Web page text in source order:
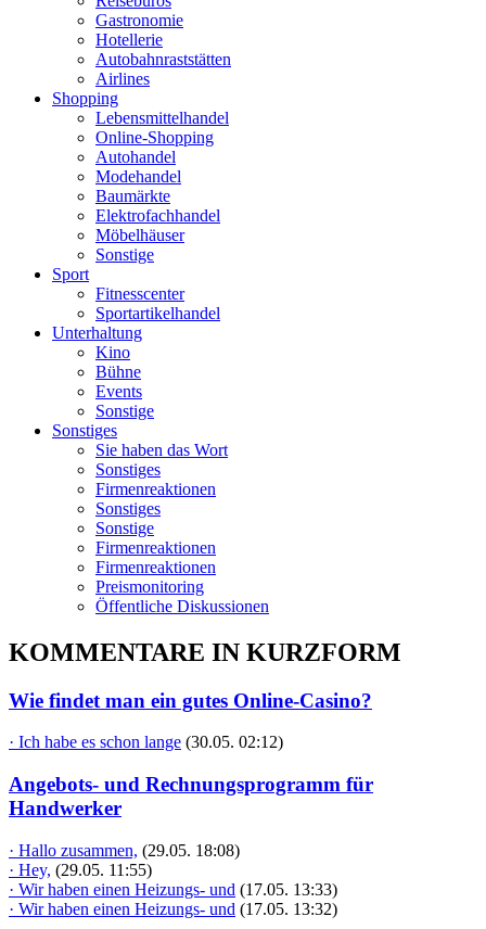
Gastronomie
Hotellerie
Autobahnraststätten
Airlines
Shopping
Lebensmittelhandel
Online-Shopping
Autohandel
Modehandel
Baumärkte
Elektrofachhandel
Möbelhäuser
Sonstige
Sport
Fitnesscenter
Sportartikelhandel
Unterhaltung
Kino
Bühne
Events
Sonstige
Sonstiges
Sie haben das Wort
Sonstiges
Firmenreaktionen
Sonstiges
Sonstige
Firmenreaktionen
Firmenreaktionen
Preismonitoring
Öffentliche Diskussionen
KOMMENTARE IN KURZFORM
Wie findet man ein gutes Online-Casino?
· Ich habe es schon lange (30.05. 02:12)
Angebots- und Rechnungsprogramm für
Handwerker
· Hallo zusammen, (29.05. 18:08)
· Hey, (29.05. 11:55)
· Wir haben einen Heizungs- und (17.05. 13:33)
· Wir haben einen Heizungs- und (17.05. 13:32)